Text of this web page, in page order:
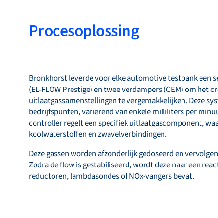
Procesoplossing
Bronkhorst leverde voor elke automotive testbank een
(EL-FLOW Prestige) en twee verdampers (CEM) om het
uitlaatgassamenstellingen te vergemakkelijken. Deze
bedrijfspunten, variërend van enkele milliliters per
controller regelt een specifiek uitlaatgascomponent,
koolwaterstoffen en zwavelverbindingen.
Deze gassen worden afzonderlijk gedoseerd en
Zodra de flow is gestabiliseerd, wordt deze naar een
reductoren, lambdasondes of NOx-vangers bevat.